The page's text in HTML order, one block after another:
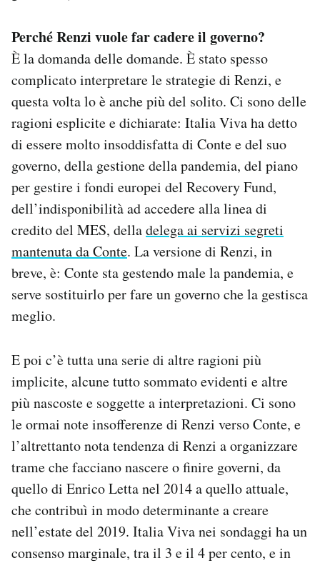
Perché Renzi vuole far cadere il governo?
È la domanda delle domande. È stato spesso
complicato interpretare le strategie di Renzi, e
questa volta lo è anche più del solito. Ci sono delle
ragioni esplicite e dichiarate: Italia Viva ha detto
di essere molto insoddisfatta di Conte e del suo
governo, della gestione della pandemia, del piano
per gestire i fondi europei del Recovery Fund,
dell’indisponibilità ad accedere alla linea di
credito del MES, delladelega ai servizi segreti
mantenuta da Conte. La versione di Renzi, in
breve, è: Conte sta gestendo male la pandemia, e
serve sostituirlo per fare un governo che la gestisca
meglio.
E poi c’è tutta una serie di altre ragioni più
implicite, alcune tutto sommato evidenti e altre
più nascoste e soggette a interpretazioni. Ci sono
le ormai note insofferenze di Renzi verso Conte, e
l’altrettanto nota tendenza di Renzi a organizzare
trame che facciano nascere o finire governi, da
quello di Enrico Letta nel 2014 a quello attuale,
che contribuì in modo determinante a creare
nell’estate del 2019. Italia Viva nei sondaggi ha un
consenso marginale, tra il 3 e il 4 per cento, e in